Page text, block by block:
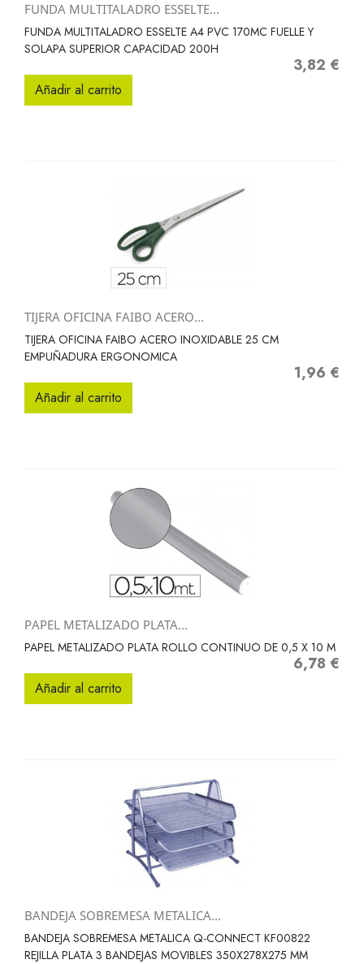
FUNDA MULTITALADRO ESSELTE...
FUNDA MULTITALADRO ESSELTE A4 PVC 170MC FUELLE Y
SOLAPA SUPERIOR CAPACIDAD 200H
Precio
3,82 €
Añadir al carrito
TIJERA OFICINA FAIBO ACERO...
TIJERA OFICINA FAIBO ACERO INOXIDABLE 25 CM
EMPUÑADURA ERGONOMICA
Precio
1,96 €
Añadir al carrito
PAPEL METALIZADO PLATA...
PAPEL METALIZADO PLATA ROLLO CONTINUO DE 0,5 X 10 M
Precio
6,78 €
Añadir al carrito
BANDEJA SOBREMESA METALICA...
BANDEJA SOBREMESA METALICA Q-CONNECT KF00822
REJILLA PLATA 3 BANDEJAS MOVIBLES 350X278X275 MM